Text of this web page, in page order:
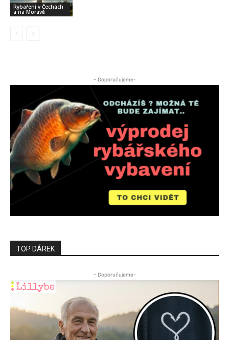
Rybaření v Čechách
a na Moravě
- Doporučujeme-
TOP DÁREK
- Doporučujeme-